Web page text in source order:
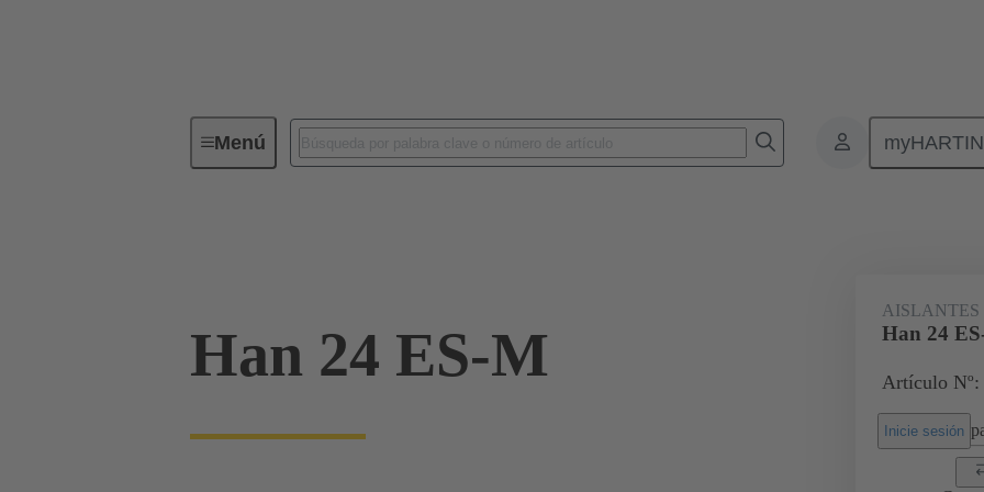
MenúConectores industriales / Han® Aislantes monobloque
Han 24 ES-M
AISLANTES
Han 24
Artículo Nº:
Inicie sesión